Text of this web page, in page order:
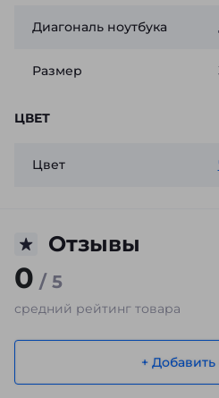
Диагональ ноутбука
Размер
ЦВЕТ
Цвет
Отзывы
0 / 5
средний рейтинг товара
+ Добавить